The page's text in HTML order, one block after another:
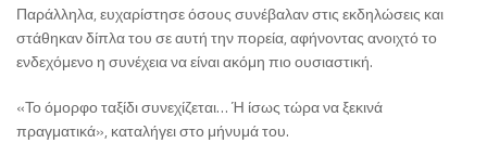
Παράλληλα, ευχαρίστησε όσους συνέβαλαν στις εκδηλώσεις και
στάθηκαν δίπλα του σε αυτή την πορεία, αφήνοντας ανοιχτό το
ενδεχόμενο η συνέχεια να είναι ακόμη πιο ουσιαστική.
«Το όμορφο ταξίδι συνεχίζεται… Ή ίσως τώρα να ξεκινά
πραγματικά», καταλήγει στο μήνυμά του.